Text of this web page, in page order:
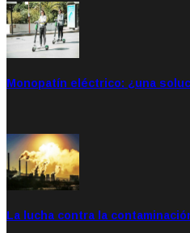
Monopatín eléctrico: ¿una
La lucha contra la